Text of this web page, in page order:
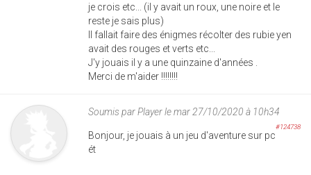
je crois etc... (il y avait un roux, une noire et le
reste je sais plus)
Il fallait faire des énigmes récolter des rubie yen
avait des rouges et verts etc...
J'y jouais il y a une quinzaine d'années .
Merci de m'aider !!!!!!!!
Soumis parPlayerle mar 27/10/2020 à 10h34
#124738
Bonjour, je jouais à un jeu d'aventure sur pc
ét